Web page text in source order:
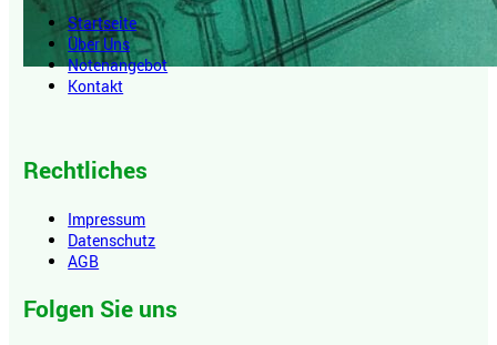
Startseite
Über Uns
Notenangebot
Kontakt
Rechtliches
Impressum
Datenschutz
AGB
Folgen Sie uns